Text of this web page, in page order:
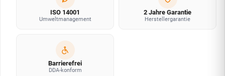
ISO 14001
Umweltmanagement
2 Jahre Garantie
Herstellergarantie
Barrierefrei
DDA-konform